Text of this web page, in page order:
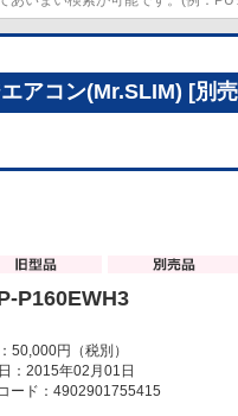
アコン(Mr.SLIM) [別
P160EWH3
50,000円（税別）
：2015年02月01日
ード：4902901755415